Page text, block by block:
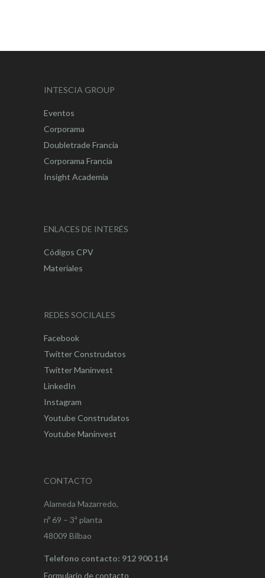
INTESCIA GROUP
Eventos
Corporama
Doubletrade Francia
Corporama Francia
Insight Academia
ENLACES DE INTERÉS
Códigos CPV
Materiales
REDES SOCILALES
Facebook
Twitter Construdatos
Twitter Maninvest
LinkedIn
Instagram
Youtube Construdatos
Youtube Maninvest
CONTACTO
Alameda Mazarredo,
nº 69 – 3ª planta
48009 Bilbao
Telefono contacto: 912 900 114
Formulario de contacto